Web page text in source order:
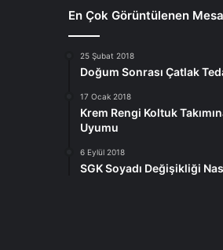
En Çok Görüntülenen
25 Şubat 2018
Doğum Sonrası Çatlak
17 Ocak 2018
Krem Rengi Koltuk
Uyumu
6 Eylül 2018
SGK Soyadı Değişikliği